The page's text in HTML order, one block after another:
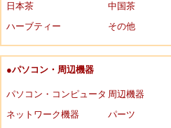
日本茶
中国茶
ハーブティー
その他
●パソコン・周辺機器
パソコン・コンピュータ 周辺機器
ネットワーク機器
パーツ